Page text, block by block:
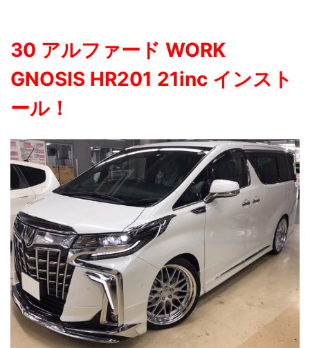
30 アルファード WORK
GNOSIS HR201 21inc インスト
ール！